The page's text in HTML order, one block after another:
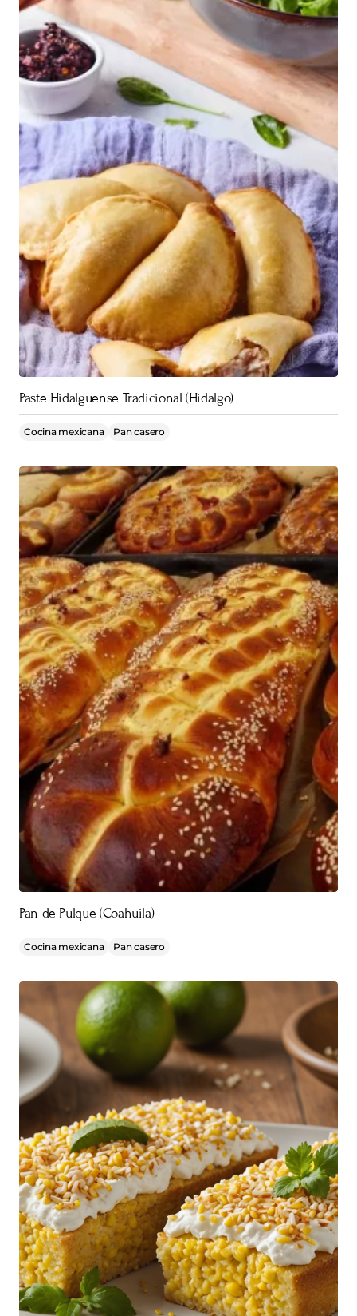
Paste Hidalguense Tradicional (Hidalgo)
Cocina mexicana Pan casero
Pan de Pulque (Coahuila)
Cocina mexicana Pan casero